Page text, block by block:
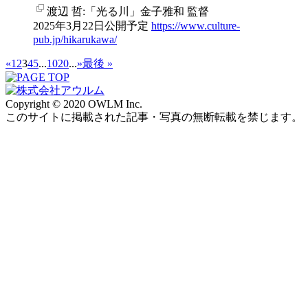
渡辺 哲:「光る川」金子雅和 監督
2025年3月22日公開予定 https://www.culture-
pub.jp/hikarukawa/
«1 2345...1020...»最後 »
Copyright © 2020 OWLM Inc.
このサイトに掲載された記事・写真の無断転載を禁じます。